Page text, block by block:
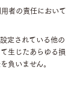
者の責任において
定されている他の
生じたあらゆる損
負いません。